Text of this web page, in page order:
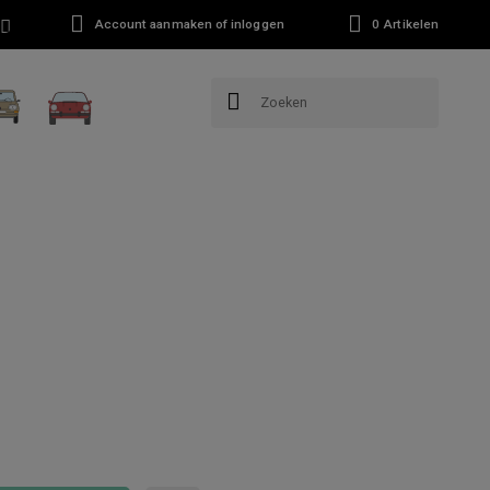
Account aanmaken of inloggen 0Artikelen